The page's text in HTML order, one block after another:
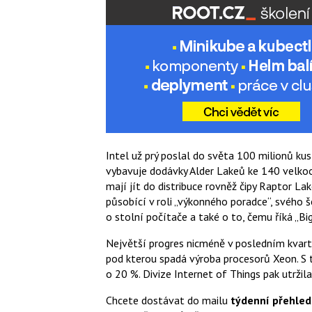
Intel už prý poslal do světa 100 milionů
vybavuje dodávky Alder Lakeů ke 140
mají jít do distribuce rovněž čipy Raptor
působící v roli „výkonného poradce“,
o stolní počítače a také o to, čemu říká
Největší progres nicméně v posledním
pod kterou spadá výroba procesorů Xeon.
o 20 %. Divize Internet of Things pak
Chcete dostávat do mailu týdenní